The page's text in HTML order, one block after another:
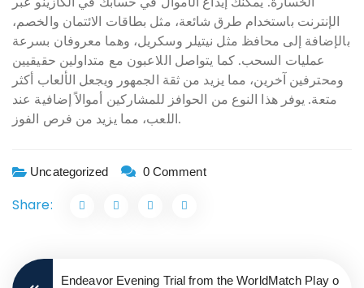
الإنترنت باستخدام طرق شائعة، مثل بطاقات الائتمان والخصم،
بالإضافة إلى محافظ مثل نيتيلر وسكريل، وهما معروفان بسرعة
عمليات السحب. كما يتواصل اللاعبون مع متداولين حقيقيين
ومحترفين آخرين، مما يزيد من ثقة الجمهور ويجعل الألعاب أكثر
متعة. يوفر هذا النوع من الحوافز للمشاركين أموالاً إضافية عند
اللعب، مما يزيد من فرص الفوز.
Uncategorized 0 Comment
Share:
Endeavor Evening Trial from the WorldMatch Play o